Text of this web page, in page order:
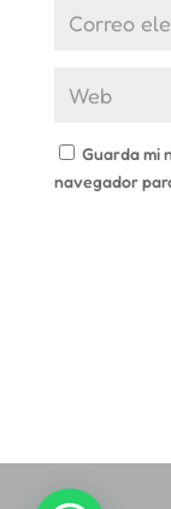
Guarda mi
navegador